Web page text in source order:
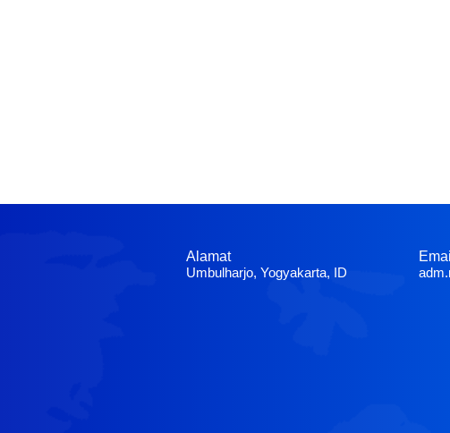
Alamat
Umbulharjo, Yogyakarta, ID
Email